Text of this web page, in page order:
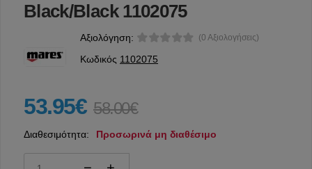
Black/Black 1102075
Αξιολόγηση: (0 Αξιολογήσεις)
Κωδικός 1102075
53.95€ 58.00€
Διαθεσιμότητα: Προσωρινά μη διαθέσιμο